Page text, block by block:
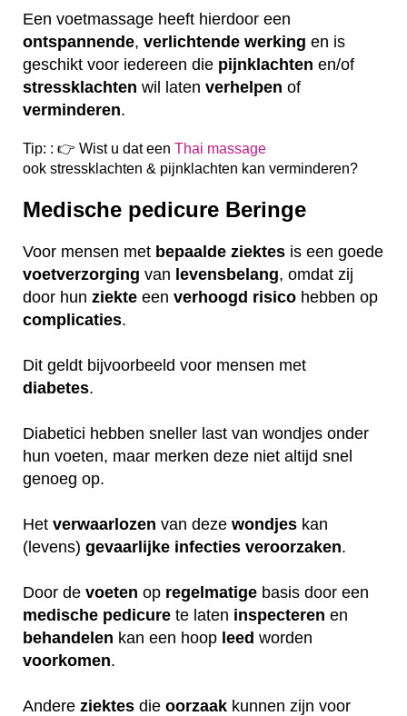
Een voetmassage heeft hierdoor een
ontspannende, verlichtende werking en is
geschikt voor iedereen die pijnklachten en/of
stressklachten wil laten verhelpen of
verminderen.
Tip: : 👉 Wist u dat een Thai massage
ook stressklachten & pijnklachten kan verminderen?
Medische pedicure Beringe
Voor mensen met bepaalde ziektes is een goede
voetverzorging van levensbelang, omdat zij
door hun ziekte een verhoogd risico hebben op
complicaties.
Dit geldt bijvoorbeeld voor mensen met
diabetes.
Diabetici hebben sneller last van wondjes onder
hun voeten, maar merken deze niet altijd snel
genoeg op.
Het verwaarlozen van deze wondjes kan
(levens) gevaarlijke infecties veroorzaken.
Door de voeten op regelmatige basis door een
medische pedicure te laten inspecteren en
behandelen kan een hoop leed worden
voorkomen.
Andere ziektes die oorzaak kunnen zijn voor